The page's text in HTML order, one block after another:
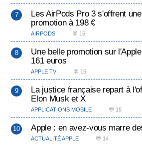
Les AirPods Pro 3 s'offrent
promotion à 198 €
AIRPODS 💬 16
Une belle promotion sur
161 euros
APPLE TV 💬 15
La justice française repart à
Elon Musk et X
APPLICATIONS MOBILE 💬 15
Apple : en avez-vous marre
ACTUALITÉ APPLE 💬 14